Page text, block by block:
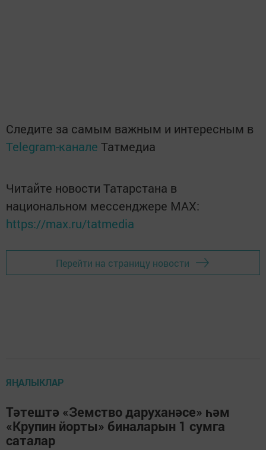
Следите за самым важным и интересным в
Telegram-канале Татмедиа
Читайте новости Татарстана в
национальном мессенджере MАХ:
https://max.ru/tatmedia
Перейти на страницу новости
ЯҢАЛЫКЛАР
Тәтештә «Земство даруханәсе» һәм
«Крупин йорты» биналарын 1 сумга
саталар